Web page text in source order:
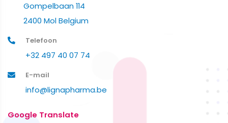
Gompelbaan 114
2400 Mol Belgium
Telefoon
+32 497 40 07 74
E-mail
info@lignapharma.be
Google Translate